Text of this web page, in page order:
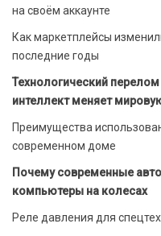
на своём аккаунте
Как маркетплейсы
последние годы
Технологический
интеллект меняет
Преимущества
современном доме
Почему современные
компьютеры на колесах
Реле давления для